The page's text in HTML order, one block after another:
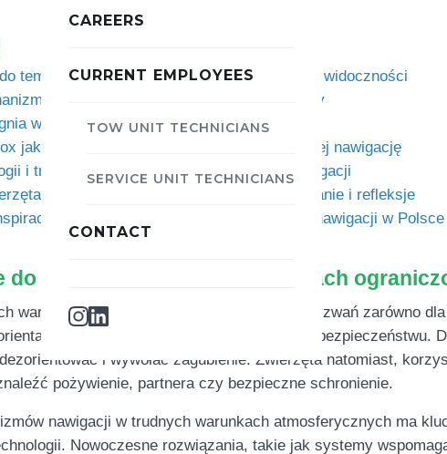
CAREERS
CURRENT EMPLOYEES
TOW UNIT TECHNICIANS
SERVICE UNIT TECHNICIANS
CONTACT
tematu nawigacji w warunkach ograniczonej widoczności
nawigacji u zwierząt w warunkach mgły
w nawigacji – od natury do technologii
jako nowoczesnej technologii wspomagającej nawigację
i tradycji polskich lasów w rozumieniu nawigacji
mogą nawigować w mgle? – Podsumowanie i refleksje
z natury i technologii dla przyszłości nawigacji w Polsce
do tematu nawigacji w warunkach
warunkach stanowi jedno z największych wyzwań zarówno
w terenie, a czasami nawet zagraża
i wywołać zagubienie. Zwierzęta natomiast,
pożywienie, partnera czy bezpieczne schronienie.
nawigacji w trudnych warunkach atmosferycznych ma
Nowoczesne rozwiązania, takie jak systemy